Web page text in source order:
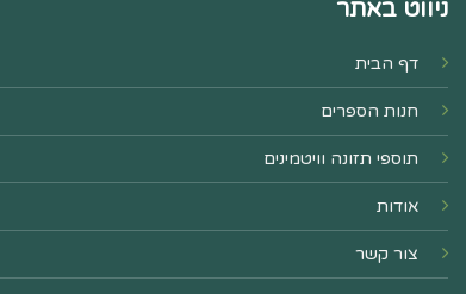
ניווט באתר
דף הבית
חנות הספרים
תוספי תזונה וויטמינים
אודות
צור קשר